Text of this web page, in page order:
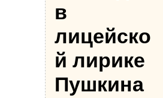
в
лицейско
й лирике
Пушкина